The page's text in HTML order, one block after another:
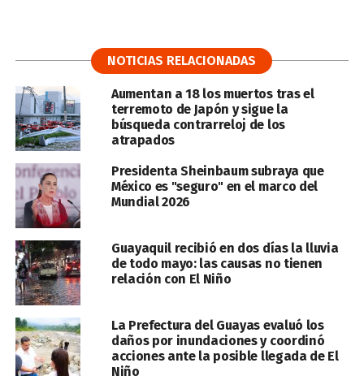
NOTICIAS RELACIONADAS
Aumentan a 18 los muertos tras el
terremoto de Japón y sigue la
búsqueda contrarreloj de los
atrapados
Presidenta Sheinbaum subraya que
México es "seguro" en el marco del
Mundial 2026
Guayaquil recibió en dos días la lluvia
de todo mayo: las causas no tienen
relación con El Niño
La Prefectura del Guayas evaluó los
daños por inundaciones y coordinó
acciones ante la posible llegada de El
Niño